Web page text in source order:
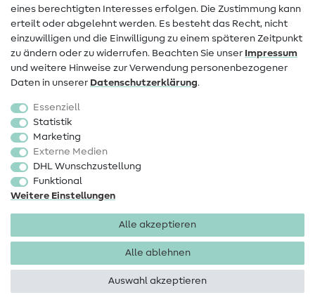
Widerrufsrecht
Beliebt
Stoffe
Sale
Schnittmuster
eines berechtigten Interesses erfolgen. Die Zustimmung kann
erteilt oder abgelehnt werden. Es besteht das Recht, nicht
einzuwilligen und die Einwilligung zu einem späteren Zeitpunkt
zu ändern oder zu widerrufen. Beachten Sie unser Impressum
und weitere Hinweise zur Verwendung personenbezogener
Daten in unserer Daten­schutz­erklärung.
Essenziell
Statistik
Marketing
Externe Medien
DHL Wunschzustellung
Funktional
Weitere Einstellungen
Alle akzeptieren
Alle ablehnen
Auswahl akzeptieren
Impressum Datenschutz
AGB
Copyright 2026 SewIY GmbH